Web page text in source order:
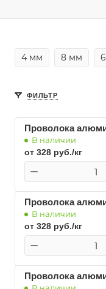
4 мм 8 мм
ФИЛЬТР
Проволока
В наличии
от 328 руб./кг
Проволока
В наличии
от 328 руб./кг
Проволока